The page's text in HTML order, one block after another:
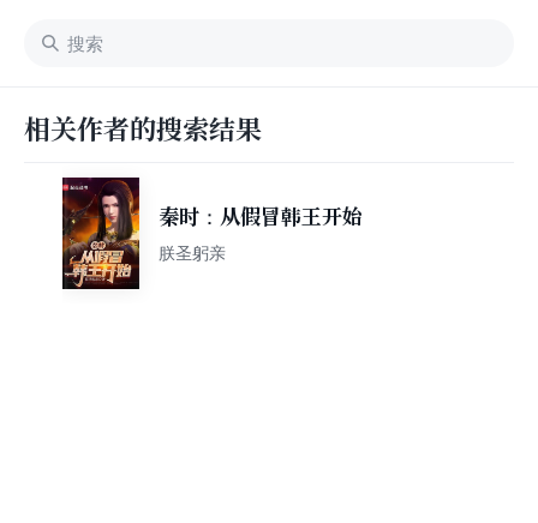
相关作者的搜索结果
秦时：从假冒韩王开始
朕圣躬亲